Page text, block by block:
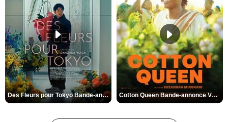
Des Fleurs pour Tokyo Bande-annonce VO STFR Cotton Queen Bande-annonce VO STFR